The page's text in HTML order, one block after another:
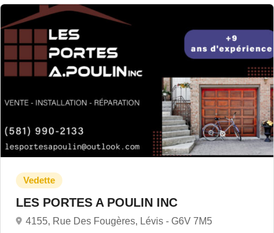
LES PORTES A POULIN INC
4155, Rue Des Fougères, Lévis - G6V 7M5